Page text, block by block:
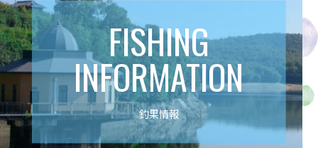
FISHING
INFORMATION
釣果情報